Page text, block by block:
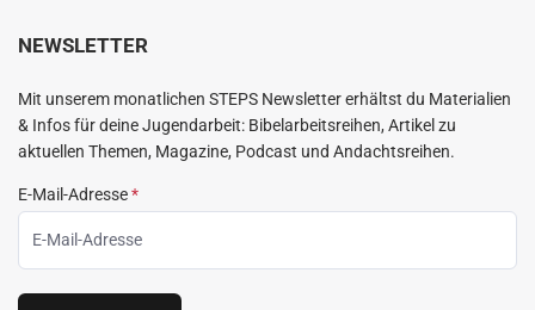
NEWSLETTER
Mit unserem monatlichen STEPS Newsletter erhältst du Materialien
& Infos für deine Jugendarbeit: Bibelarbeitsreihen, Artikel zu
aktuellen Themen, Magazine, Podcast und Andachtsreihen.
E-Mail-Adresse*